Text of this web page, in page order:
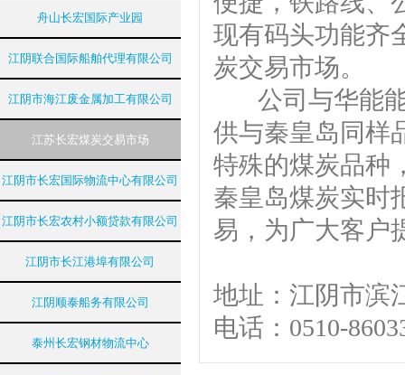
舟山长宏国际产业园
江阴联合国际船舶代理有限公司
江阴市海江废金属加工有限公司
江苏长宏煤炭交易市场
江阴市长宏国际物流中心有限公司
江阴市长宏农村小额贷款有限公司
江阴市长江港埠有限公司
江阴顺泰船务有限公司
泰州长宏钢材物流中心
现有码头功能齐
炭交易市场。
公司与华能能
供与秦皇岛同样
特殊的煤炭品种
秦皇岛煤炭实时
易，为广大客户
地址：江阴
电话：0510-